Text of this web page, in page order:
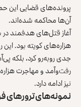
پرونده‌های قضایی این
آن‌ها محاکمه شده‌اند.
هزاره‌های کویته بود. این
جدی روبه‌رو کرد، بلکه
رفت‌وآمد و مهاجرت
نیز ادامه دارد.
نمونه‌های